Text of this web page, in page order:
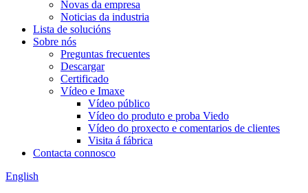
Novas da empresa
Noticias da industria
Lista de solucións
Sobre nós
Preguntas frecuentes
Descargar
Certificado
Vídeo e Imaxe
Vídeo público
Vídeo do produto e proba Viedo
Vídeo do proxecto e comentarios de clientes
Visita á fábrica
Contacta connosco
English